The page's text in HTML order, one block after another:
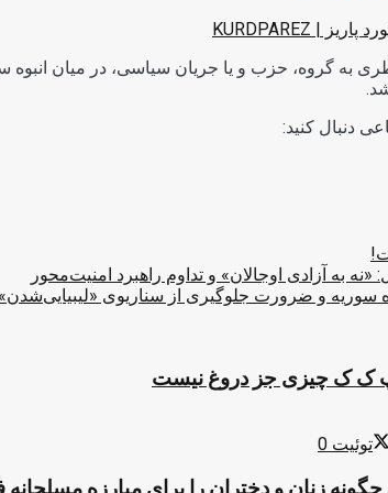
به گروه، حزب و یا جریان سیاسی، در میان
دنبال کنید:
«نه به آزادی اوجالان» و تداوم راهبرد امنیت‌محور
سوریه و ضرورت جلوگیری از سناریوی «لیبیایی‌شدن»
ک ک چیزی جز دروغ نیست
توئیت 0
زنان و دختران را برای مبارزه